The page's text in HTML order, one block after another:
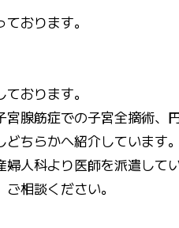
おります。
おります。
腺筋症での子宮全摘術、
ちらかへ紹介しています
人科より医師を派遣して
相談ください。